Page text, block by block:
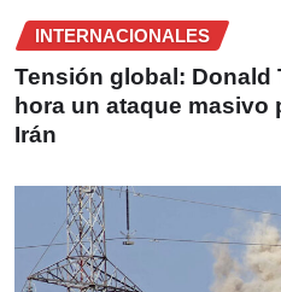
INTERNACIONALES
Tensión global: Donald
hora un ataque masivo
Irán